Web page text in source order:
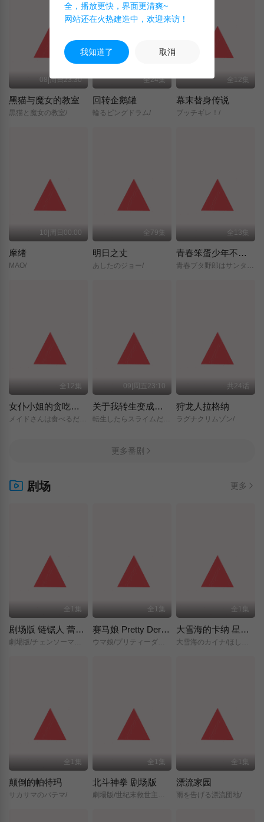
08|周日23:30
黑猫与魔女的教室
黒猫と魔女の教室/
全24集
回转企鹅罐
輪るピングドラム/
全12集
幕末替身传说
ブッチギレ！/
10|周日00:00
摩绪
MAO/
全79集
明日之丈
あしたのジョー/
全13集
青春笨蛋少年不做圣诞服女郎的梦
青春ブタ野郎はサンタクロースの夢を見ない/
全12集
女仆小姐的贪吃日常
09|周五23:10
关于我转生变成史莱姆这档事 第四季
転生したらスライムだった件/第4期/
共24话
狩龙人拉格纳
ラグナクリムゾン/
更多番剧
剧场 更多
全1集
剧场版 链锯人 蕾塞篇(正式版)
全1集
赛马娘 Pretty Derby 新时代之门
全1集
大雪海的卡纳 星之贤者
全1集
颠倒的帕特玛
サカサマのパテマ/
全1集
北斗神拳 剧场版
劇場版/世紀末救世主伝説/北斗の拳/
全1集
漂流家园
雨を告げる漂流団地/
全，播放更快，界面更清爽~
网站还在火热建造中，欢迎来访！
我知道了 取消